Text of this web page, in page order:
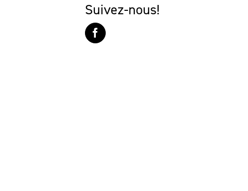
Suivez-nous!